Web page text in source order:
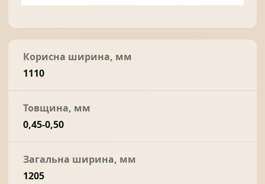
Корисна ширина, мм
1110
Товщина, мм
0,45-0,50
Загальна ширина, мм
1205